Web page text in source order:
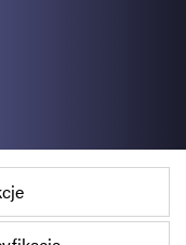
Polityka prywatności
Mapa strony